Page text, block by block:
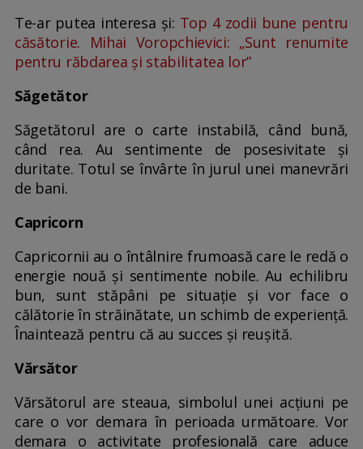
Te-ar putea interesa și: Top 4 zodii bune pentru
căsătorie. Mihai Voropchievici: „Sunt renumite
pentru răbdarea și stabilitatea lor”
Săgetător
Săgetătorul are o carte instabilă, când bună,
când rea. Au sentimente de posesivitate şi
duritate. Totul se învârte în jurul unei manevrări
de bani.
Capricorn
Capricornii au o întâlnire frumoasă care le redă o
energie nouă şi sentimente nobile. Au echilibru
bun, sunt stăpâni pe situaţie şi vor face o
călătorie în străinătate, un schimb de experiență.
Înaintează pentru că au succes și reușită.
Vărsător
Vărsătorul are steaua, simbolul unei acțiuni pe
care o vor demara în perioada următoare. Vor
demara o activitate profesională care aduce